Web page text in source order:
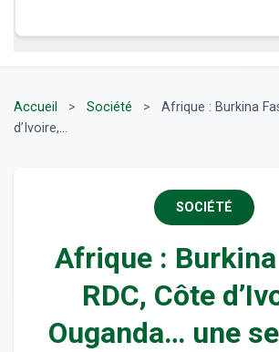
Accueil > Société >
Afrique : Burkina
d’Ivoire,...
SOCIÉTÉ
Afrique : Burkina
RDC, Côte
Ouganda… une